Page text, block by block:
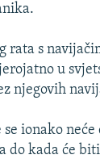
rata s
u
njegovih
ionako
do kada će